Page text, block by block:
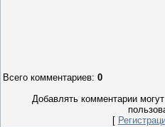
Всего комментариев: 0
Добавлять комментарии
[